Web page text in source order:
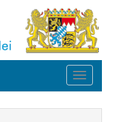
Toggle